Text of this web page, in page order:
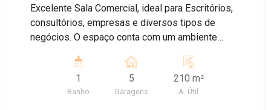
Excelente Sala Comercial, ideal para Escritórios,
consultórios, empresas e diversos tipos de
negócios. O espaço conta com um ambiente
condicionado, proporcionando mais conforto para
o dia dia , e Sistema de energia solar, garantindo
maior economia e sustentabilidade. Agende uma
1
Banho
5
Garagens
210 m²
A. Útil